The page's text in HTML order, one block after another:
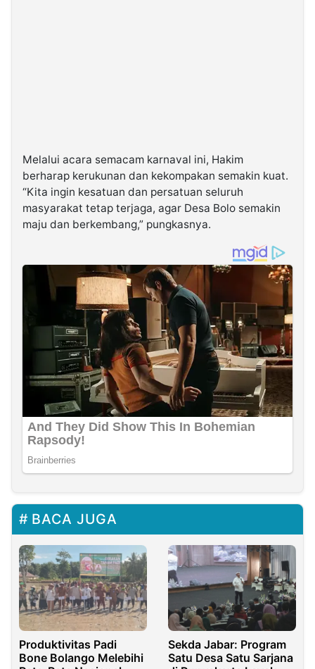
Melalui acara semacam karnaval ini, Hakim
berharap kerukunan dan kekompakan semakin kuat.
“Kita ingin kesatuan dan persatuan seluruh
masyarakat tetap terjaga, agar Desa Bolo semakin
maju dan berkembang,” pungkasnya.
BACA JUGA
Produktivitas Padi
Bone Bolango Melebihi
Sekda Jabar: Program
Satu Desa Satu Sarjana